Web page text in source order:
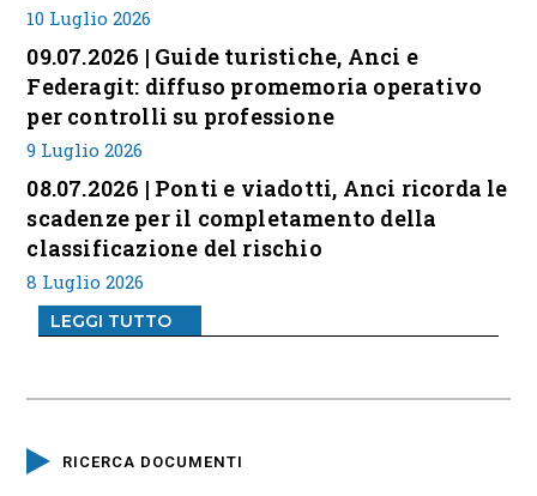
10 Luglio 2026
09.07.2026 | Guide turistiche, Anci e
Federagit: diffuso promemoria operativo
per controlli su professione
9 Luglio 2026
08.07.2026 | Ponti e viadotti, Anci ricorda le
scadenze per il completamento della
classificazione del rischio
8 Luglio 2026
LEGGI TUTTO
RICERCA DOCUMENTI